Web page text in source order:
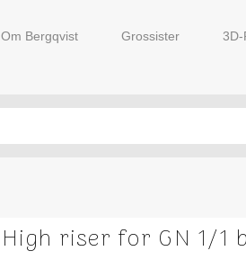
Om Bergqvist Grossister 3D-
High riser for GN 1/1